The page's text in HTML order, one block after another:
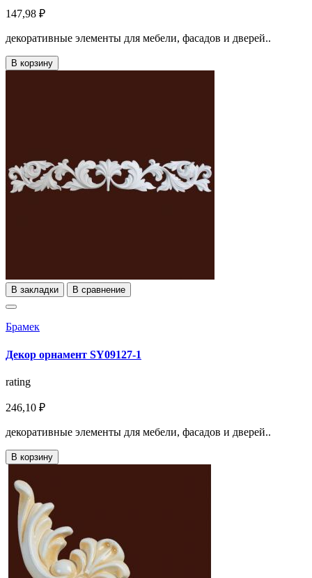
147,98 ₽
декоративные элементы для мебели, фасадов и дверей..
В корзину
В закладки В сравнение
Брамек
Декор орнамент SY09127-1
rating
246,10 ₽
декоративные элементы для мебели, фасадов и дверей..
В корзину